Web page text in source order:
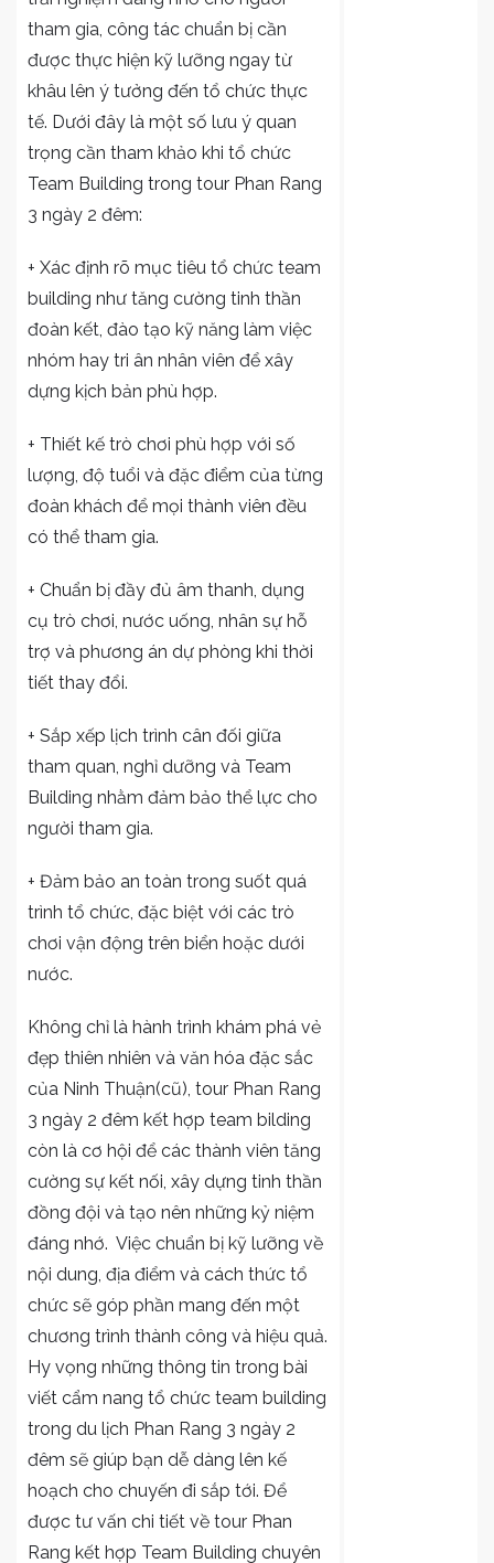
tham gia, công tác chuẩn bị cần
được thực hiện kỹ lưỡng ngay từ
khâu lên ý tưởng đến tổ chức thực
tế. Dưới đây là một số lưu ý quan
trọng cần tham khảo khi tổ chức
Team Building trong tour Phan Rang
3 ngày 2 đêm:
+ Xác định rõ mục tiêu tổ chức team
building như tăng cường tinh thần
đoàn kết, đào tạo kỹ năng làm việc
nhóm hay tri ân nhân viên để xây
dựng kịch bản phù hợp.
+ Thiết kế trò chơi phù hợp với số
lượng, độ tuổi và đặc điểm của từng
đoàn khách để mọi thành viên đều
có thể tham gia.
+ Chuẩn bị đầy đủ âm thanh, dụng
cụ trò chơi, nước uống, nhân sự hỗ
trợ và phương án dự phòng khi thời
tiết thay đổi.
+ Sắp xếp lịch trình cân đối giữa
tham quan, nghỉ dưỡng và Team
Building nhằm đảm bảo thể lực cho
người tham gia.
+ Đảm bảo an toàn trong suốt quá
trình tổ chức, đặc biệt với các trò
chơi vận động trên biển hoặc dưới
nước.
Không chỉ là hành trình khám phá vẻ
đẹp thiên nhiên và văn hóa đặc sắc
của Ninh Thuận(cũ), tour Phan Rang
3 ngày 2 đêm kết hợp team bilding
còn là cơ hội để các thành viên tăng
cường sự kết nối, xây dựng tinh thần
đồng đội và tạo nên những kỷ niệm
đáng nhớ. Việc chuẩn bị kỹ lưỡng về
nội dung, địa điểm và cách thức tổ
chức sẽ góp phần mang đến một
chương trình thành công và hiệu quả.
Hy vọng những thông tin trong bài
viết cẩm nang tổ chức team building
trong du lịch Phan Rang 3 ngày 2
đêm sẽ giúp bạn dễ dàng lên kế
hoạch cho chuyến đi sắp tới. Để
được tư vấn chi tiết về tour Phan
Rang kết hợp Team Building chuyên